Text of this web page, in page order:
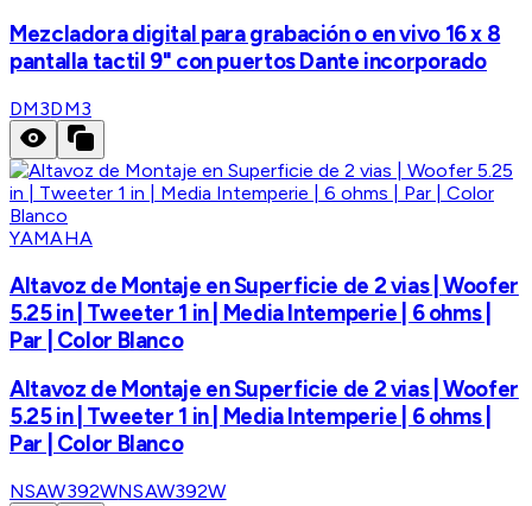
Mezcladora digital para grabación o en vivo 16 x 8
pantalla tactil 9" con puertos Dante incorporado
DM3DM3
YAMAHA
Altavoz de Montaje en Superficie de 2 vias | Woofer
5.25 in | Tweeter 1 in | Media Intemperie | 6 ohms |
Par | Color Blanco
Altavoz de Montaje en Superficie de 2 vias | Woofer
5.25 in | Tweeter 1 in | Media Intemperie | 6 ohms |
Par | Color Blanco
NSAW392WNSAW392W